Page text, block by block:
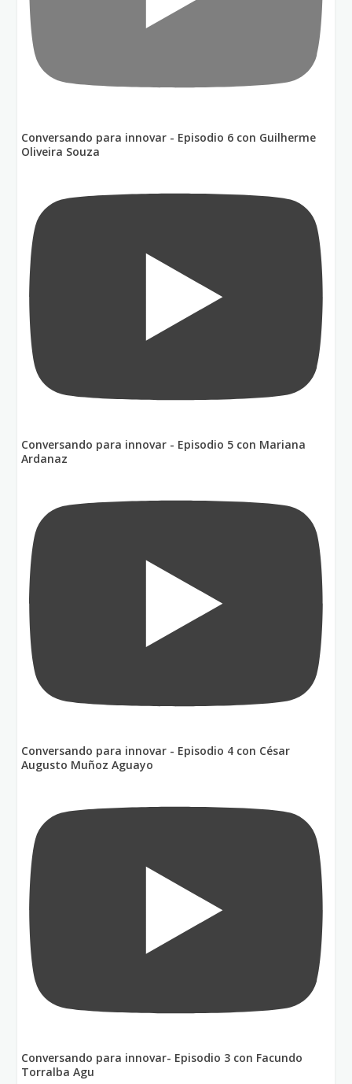
Conversando para innovar - Episodio 6 con Guilherme
Oliveira Souza
Conversando para innovar - Episodio 5 con Mariana
Ardanaz
Conversando para innovar - Episodio 4 con César
Augusto Muñoz Aguayo
Conversando para innovar- Episodio 3 con Facundo
Torralba Agu